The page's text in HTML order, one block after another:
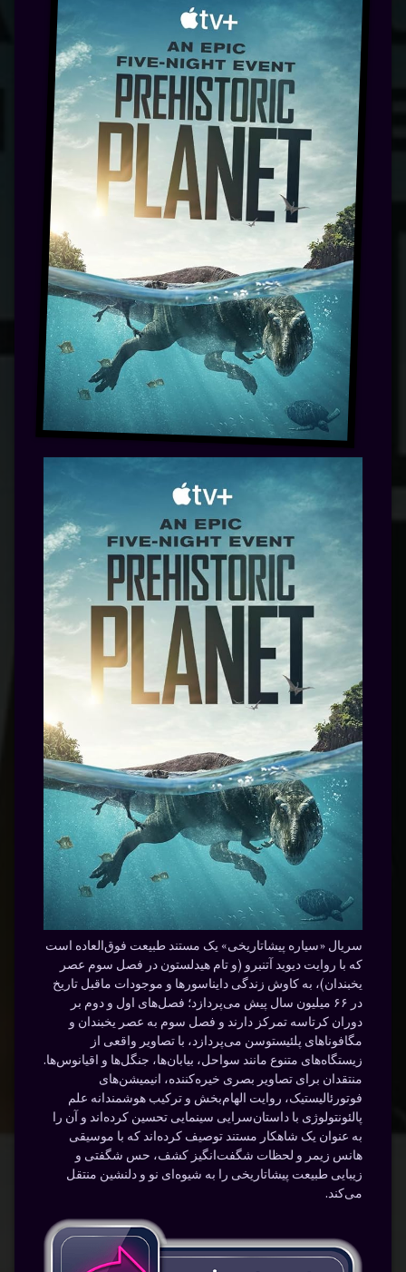
سریال «سیاره پیشاتاریخی» یک مستند طبیعت فوق‌العاده است
که با روایت دیوید آتنبرو (و تام هیدلستون در فصل سوم عصر
یخبندان)، به کاوش زندگی دایناسورها و موجودات ماقبل تاریخ
در ۶۶ میلیون سال پیش می‌پردازد؛ فصل‌های اول و دوم بر
دوران کرتاسه تمرکز دارند و فصل سوم به عصر یخبندان و
مگافوناهای پلئیستوسن می‌پردازد، با تصاویر واقعی از
زیستگاه‌های متنوع مانند سواحل، بیابان‌ها، جنگل‌ها و اقیانوس‌ها.
منتقدان برای تصاویر بصری خیره‌کننده، انیمیشن‌های
فوتورئالیستیک، روایت الهام‌بخش و ترکیب هوشمندانه علم
پالئونتولوژی با داستان‌سرایی سینمایی تحسین کرده‌اند و آن را
به عنوان یک شاهکار مستند توصیف کرده‌اند که با موسیقی
هانس زیمر و لحظات شگفت‌انگیز کشف، حس شگفتی و
زیبایی طبیعت پیشاتاریخی را به شیوه‌ای نو و دلنشین منتقل
می‌کند.